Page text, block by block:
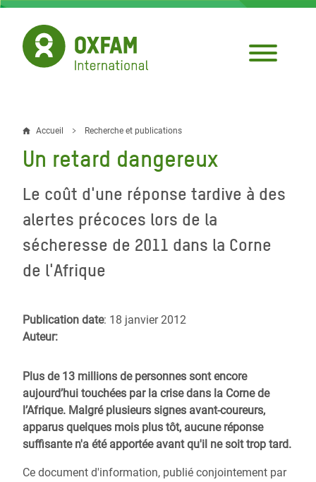
Aller
contenu
principal
Fil
d'Ariane
Accueil Recherche et publications
Un retard dangereux
Le coût d'une réponse tardive à des
alertes précoces lors de la
sécheresse de 2011 dans la Corne
de l'Afrique
Publication date: 18 janvier 2012
Auteur:
Plus de 13 millions de personnes sont encore
aujourd’hui touchées par la crise dans la Corne de
l’Afrique. Malgré plusieurs signes avant-coureurs,
apparus quelques mois plus tôt, aucune réponse
suffisante n'a été apportée avant qu'il ne soit trop tard.
Ce document d'information, publié conjointement par